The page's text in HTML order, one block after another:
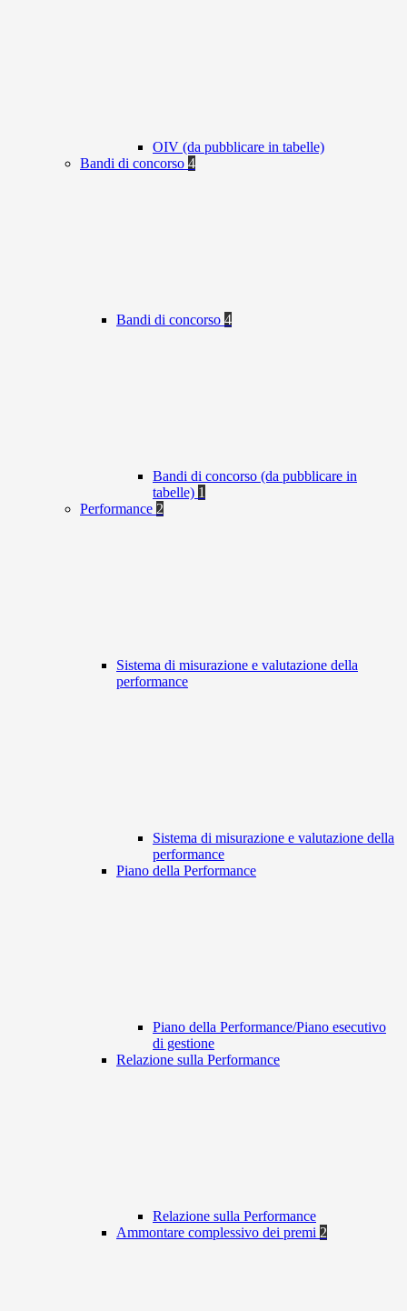
OIV (da pubblicare in tabelle)
Bandi di concorso 4
Bandi di concorso 4
Bandi di concorso (da pubblicare in
tabelle) 1
Performance 2
Sistema di misurazione e valutazione della
performance
Sistema di misurazione e valutazione della
performance
Piano della Performance
Piano della Performance/Piano esecutivo
di gestione
Relazione sulla Performance
Relazione sulla Performance
Ammontare complessivo dei premi 2